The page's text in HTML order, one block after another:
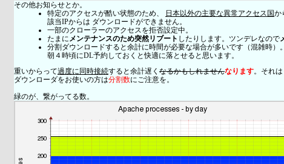
その他お知らせとか。
特定のアクセスが酷い状態のため、
日本以外の主要な異常アクセス国か
該当IPからは ダウンロードができません。
一部のクローラーのアクセスを拒否設定中。
たまにメンテナンスのため突然リブート したりします。ツンデレなので
分割ダウンロードすると余計に時間が必要な場合が多いです（混雑時）。
朝４時頃にDL予約しておくと快適に落とせると思います。
重いからって過度に同時接続すると余計遅く なるかもしれませんなります。それ
ダウンローダをお使いの方は分割数にご注意を。
緑のが、繋がってる数。